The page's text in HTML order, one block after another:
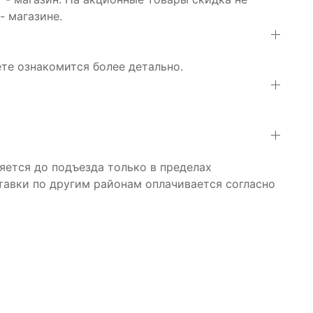
магазине.
ознакомится более детально.
до подъезда только в пределах
по другим районам оплачивается согласно